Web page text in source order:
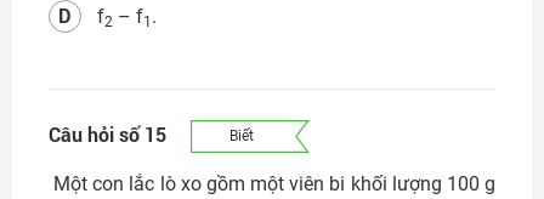
f2 – f1 .
D
Câu hỏi số 15 Biết
Một con lắc lò xo gồm một viên bi khối lượng 100 g